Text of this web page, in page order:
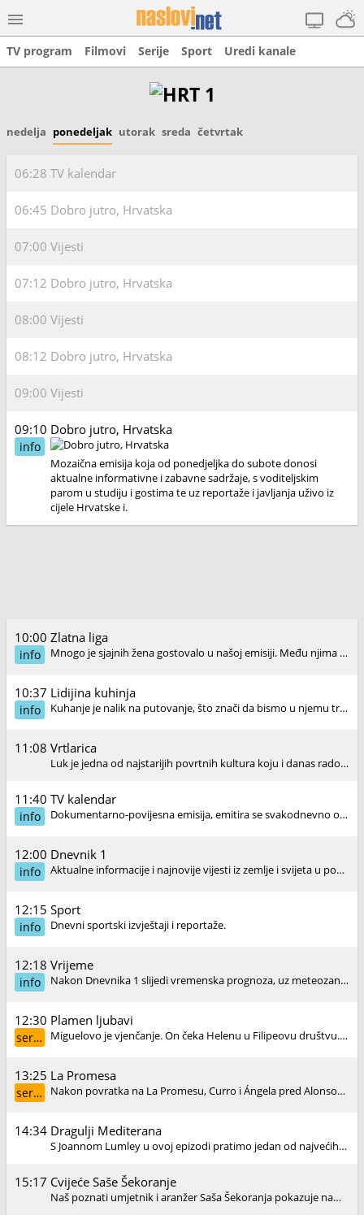
TV program Filmovi Serije Sport Uredi kanale
nedelja ponedeljak utorak sreda četvrtak
06:28 TV kalendar
06:45 Dobro jutro, Hrvatska
07:00 Vijesti
07:12 Dobro jutro, Hrvatska
08:00 Vijesti
08:12 Dobro jutro, Hrvatska
09:00 Vijesti
09:10
info
Dobro jutro, Hrvatska
Mozaična emisija koja od ponedjeljka do subote donosi
aktualne informativne i zabavne sadržaje, s voditeljskim
parom u studiju i gostima te uz reportaže i javljanja uživo iz
cijele Hrvatske i.
10:00
info
Zlatna liga
Mnogo je sjajnih žena gostovalo u našoj emisiji. Među njima je bilo liječnica, glazbenica, sportašica, arhitektica, književnica i novinarki. A neke su od njih i novinarke i književnice.
10:37
info
Lidijina kuhinja
Kuhanje je nalik na putovanje, što znači da bismo u njemu trebali uživati koliko i u jelu. Za focacciu iz Recca potrebno je malo vremena i planiranja, ali ona je puna sira i ima neodoljiv okus.
11:08 Vrtlarica
Luk je jedna od najstarijih povrtnih kultura koju i danas rado uzgajamo u svojim vrtovima.
11:40
info
TV kalendar
Dokumentarno-povijesna emisija, emitira se svakodnevno od 1976. godine. Prikazuje važne događaje i obljetnice iz hrvatske i svjetske povijesti.
12:00
info
Dnevnik 1
Aktualne informacije i najnovije vijesti iz zemlje i svijeta u podnevnom Dnevniku.
12:15
info
Sport
Dnevni sportski izvještaji i reportaže.
12:18
info
Vrijeme
Nakon Dnevnika 1 slijedi vremenska prognoza, uz meteozanimljivosti i upozorenja na opasne vremenske pojave, a uoči Dnevnika 2 sažeta tjedna prognoza.
12:30
serija
Plamen ljubavi
Miguelovo je vjenčanje. On čeka Helenu u Filipeovu društvu. Ona dolazi na vjenčanje s Marijom Paulom. Poslije, dok Helena sjedi sama u automobilu, pojavi se Nuno i izvlači je van.
13:25
serija
La Promesa
Nakon povratka na La Promesu, Curro i Ángela pred Alonsom i Leocadijom izraze želju da nastave vezu. Petra zamoli Jacoba da proda ogrlicu koju joj je darovala markiza i on pristane.
14:34 Dragulji Mediterana
S Joannom Lumley u ovoj epizodi pratimo jedan od najvećih festivala na Mallorci, Nit de Foc (Noć vatre) i posjećujemo povijesni grad Calvià.
15:17 Cvijeće Saše Šekoranje
Naš poznati umjetnik i aranžer Saša Šekoranja pokazuje nam kako kod kuće možemo napraviti vlastitu cvjetnu čaroliju.